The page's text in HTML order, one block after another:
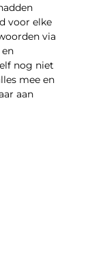
voor elke
via
nog niet
mee en
aan